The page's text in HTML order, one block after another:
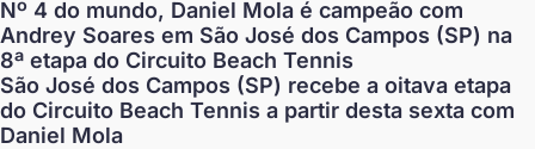
Nº 4 do mundo, Daniel Mola é campeão com
Andrey Soares em São José dos Campos (SP) na
8ª etapa do Circuito Beach Tennis
São José dos Campos (SP) recebe a oitava etapa
do Circuito Beach Tennis a partir desta sexta com
Daniel Mola